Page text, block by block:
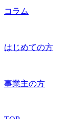
コラム
はじめての方
事業主の方